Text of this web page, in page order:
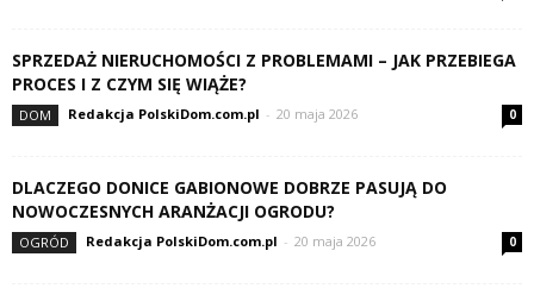
SPRZEDAŻ NIERUCHOMOŚCI Z PROBLEMAMI – JAK PRZEBIEGA
PROCES I Z CZYM SIĘ WIĄŻE?
DOM Redakcja PolskiDom.com.pl - 20 maja 2026 0
DLACZEGO DONICE GABIONOWE DOBRZE PASUJĄ DO
NOWOCZESNYCH ARANŻACJI OGRODU?
OGRÓD Redakcja PolskiDom.com.pl - 20 maja 2026 0